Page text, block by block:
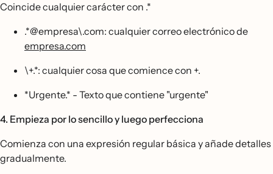
Coincide cualquier carácter con .*
.*@empresa\.com: cualquier correo electrónico de
empresa.com
\+.*: cualquier cosa que comience con +.
*Urgente.* - Texto que contiene "urgente"
4. Empieza por lo sencillo y luego perfecciona
Comienza con una expresión regular básica y añade detalles
gradualmente.